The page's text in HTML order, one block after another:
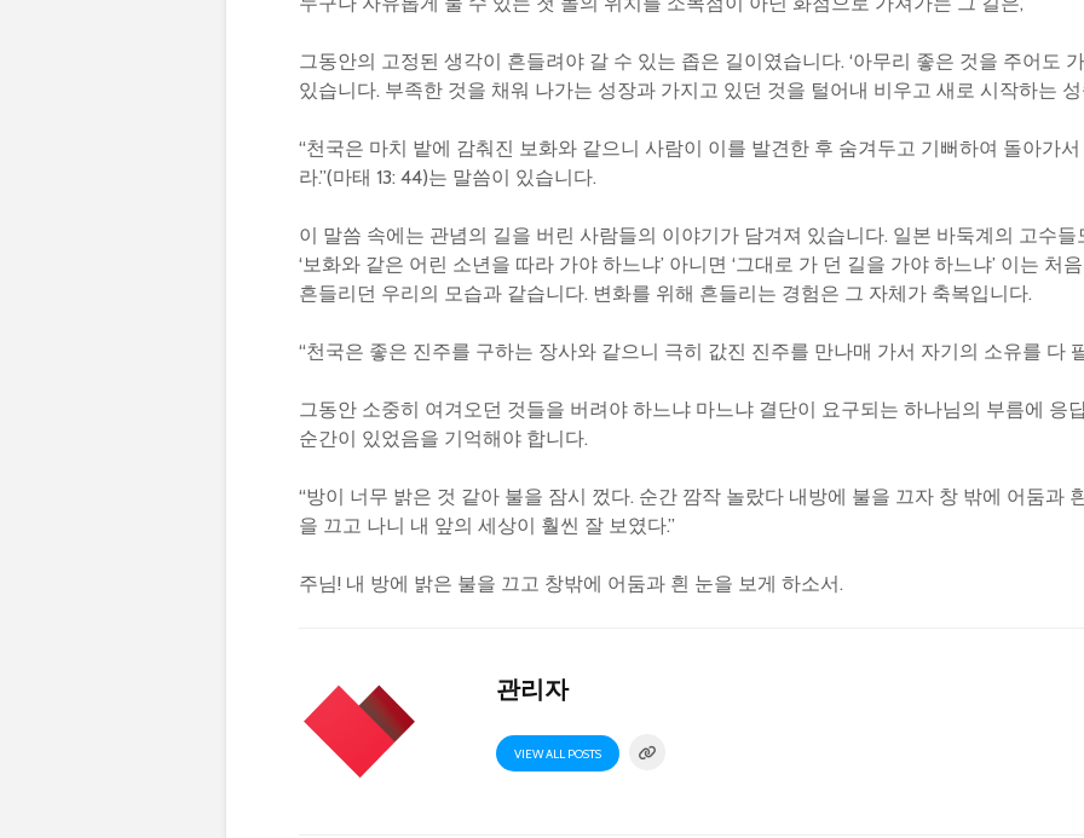
그동안의 고정된 생각이 흔들려야 갈 수 있는 좁은 길이였습니다. ‘아무리 좋은 것을 주어도
있습니다. 부족한 것을 채워 나가는 성장과 가지고 있던 것을 털어내 비우고 새로 시작하는
“천국은 마치 밭에 감춰진 보화와 같으니 사람이 이를 발견한 후 숨겨두고 기뻐하여 돌아가
라.”(마태 13: 44)는 말씀이 있습니다.
이 말씀 속에는 관념의 길을 버린 사람들의 이야기가 담겨져 있습니다. 일본 바둑계의 고수
‘보화와 같은 어린 소년을 따라 가야 하느냐’ 아니면 ‘그대로 가 던 길을 가야 하느냐’ 이는
흔들리던 우리의 모습과 같습니다. 변화를 위해 흔들리는 경험은 그 자체가 축복입니다.
“천국은 좋은 진주를 구하는 장사와 같으니 극히 값진 진주를 만나매 가서 자기의 소유를 다
그동안 소중히 여겨오던 것들을 버려야 하느냐 마느냐 결단이 요구되는 하나님의 부름에 응
순간이 있었음을 기억해야 합니다.
“방이 너무 밝은 것 같아 불을 잠시 껐다. 순간 깜작 놀랐다 내방에 불을 끄자 창 밖에 어둠과
을 끄고 나니 내 앞의 세상이 훨씬 잘 보였다.”
주님! 내 방에 밝은 불을 끄고 창밖에 어둠과 흰 눈을 보게 하소서.
관리자
VIEW ALL POSTS